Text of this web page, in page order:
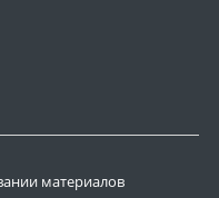
материалов